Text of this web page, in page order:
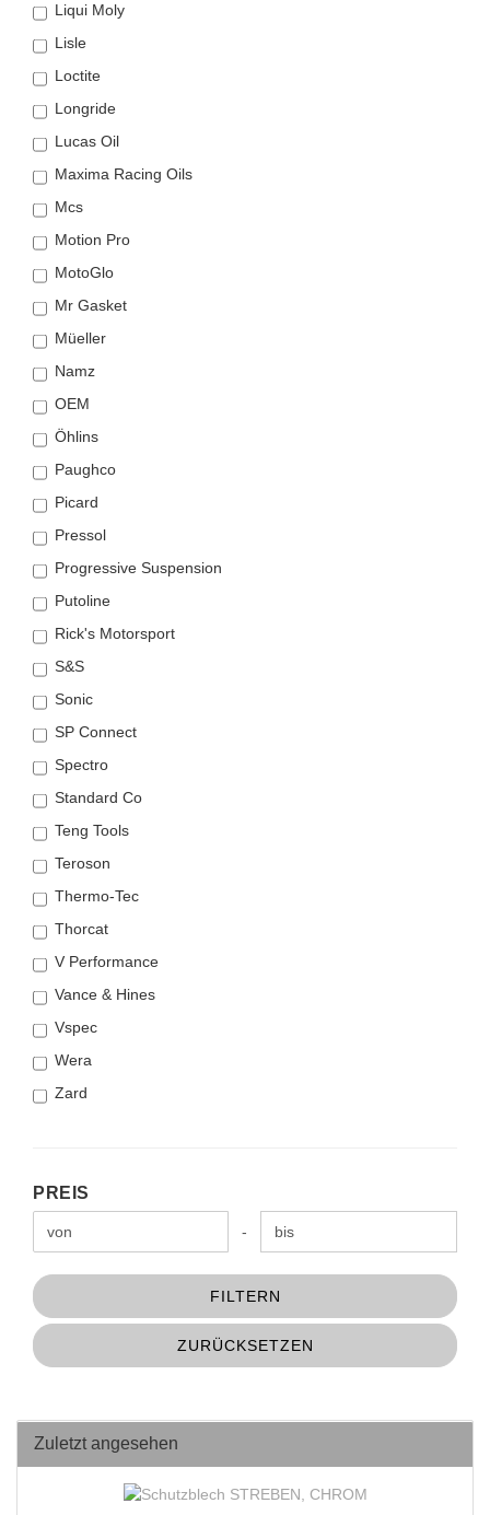
Liqui Moly
Lisle
Loctite
Longride
Lucas Oil
Maxima Racing Oils
Mcs
Motion Pro
MotoGlo
Mr Gasket
Müeller
Namz
OEM
Öhlins
Paughco
Picard
Pressol
Progressive Suspension
Putoline
Rick's Motorsport
S&S
Sonic
SP Connect
Spectro
Standard Co
Teng Tools
Teroson
Thermo-Tec
Thorcat
V Performance
Vance & Hines
Vspec
Wera
Zard
PREIS
PREIS
Preis bis -
FILTERN
ZURÜCKSETZEN
Zuletzt angesehen